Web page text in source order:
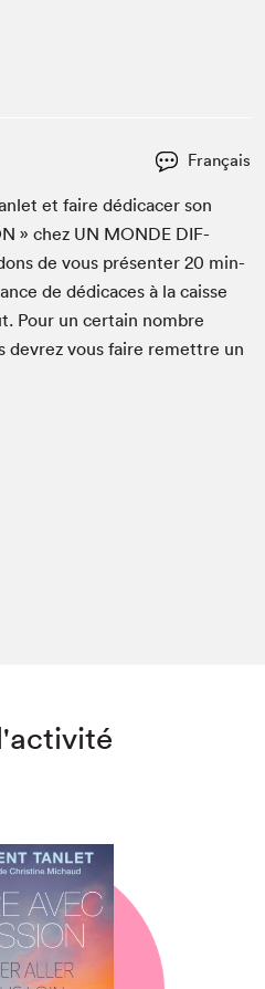
Français
et faire dédi­cac­er son
» chez UN MONDE DIF­
de vous présen­ter20 min­
de dédi­caces à la caisse
Pour un cer­tain nom­bre
devrez vous faire remet­tre un